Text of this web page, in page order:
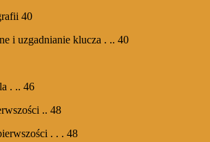
40
i uzgadnianie klucza . .. 40
. .. 46
.. 48
. . . 48